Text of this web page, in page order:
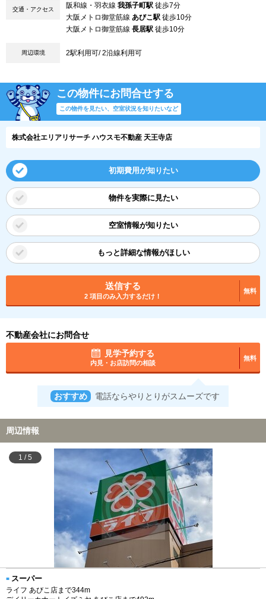
交通・アクセス 阪和線・羽衣線 我孫子町駅 徒歩7分
大阪メトロ御堂筋線 あびこ駅 徒歩10分
大阪メトロ御堂筋線 長居駅 徒歩10分
周辺環境 2駅利用可/ 2沿線利用可
この物件にお問合せする
この物件を見たい、空室状況を知りたいなど
株式会社エリアリサーチ ハウスモ不動産 天王寺店
初期費用が知りたい
物件を実際に見たい
空室情報が知りたい
もっと詳細な情報がほしい
送信する
2 項目のみ入力するだけ！
無料
不動産会社にお問合せ
見学予約する
内見・お店訪問の相談
無料
おすすめ 電話ならやりとりがスムーズです
周辺情報
1 / 5
スーパー
ライフ あびこ店まで344m